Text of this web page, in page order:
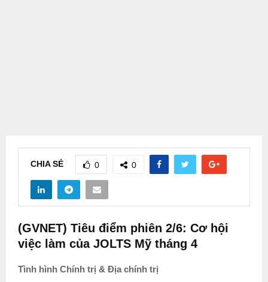
CHIA SẺ 0 0
(GVNET) Tiêu điểm phiên 2/6: Cơ hội
việc làm của JOLTS Mỹ tháng 4
Tình hình Chính trị & Địa chính trị